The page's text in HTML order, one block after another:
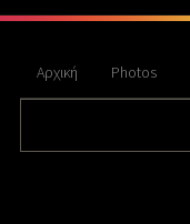
Αρχική Photos